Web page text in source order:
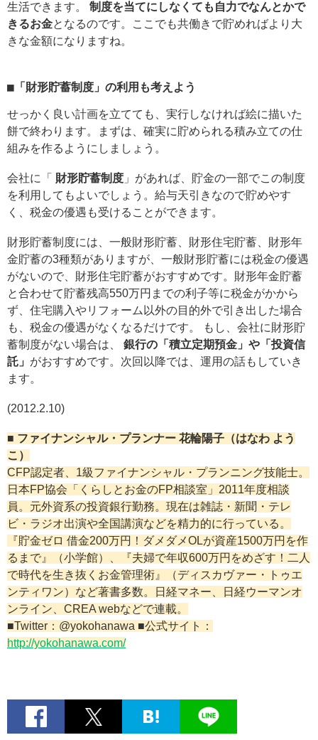
生活できます。 制度を当てにしなくても自力でなんとかで
きるお金となるのです。ここでも共働きで貯めればより大
きな金額になりますね。
■「 財形貯蓄制度 」の利用も考えよう
せっかく良い計画を立てても、実行しなければ絵に描いた
餅で終わります。まずは、確実に貯められる積み立ての仕
組みを作るようにしましょう。
会社に「 財形貯蓄制度 」があれば、貯金の一部でこの制度
を利用してもよいでしょう。給与天引きなので貯めやす
く、税金の優遇も受けることができます。
財形貯蓄制度には、一般財形貯蓄、財形住宅貯蓄、財形年
金貯蓄の3種類がありますが、一般財形貯蓄には税金の優遇
がないので、財形住宅貯蓄がおすすめです。財形年金貯蓄
と合わせて貯蓄残高550万円までの利子等に税金がかから
ず、住宅購入やリフォーム以外の目的外で引き出した場合
も、税金の優遇がなくなるだけです。 もし、会社に財形貯
蓄制度がない場合は、 銀行の「積立定期預金」や「投資信
託」 がおすすめです。次回以降では、運用の話もしていき
ます。
(2012.2.10)
■ ファイナンシャル・プランナー 花輪陽子（はなわ よう
こ）
CFP認定者、1級ファイナンシャル・プランニング技能士。
日本FP協会「くらしとお金のFP相談室」2011年度相談
員。元外資系の投資銀行勤務。現在は雑誌・新聞・テレ
ビ・ラジオ出演や全国講演などを精力的に行っている。
『貯金ゼロ 借金200万円！ダメダメOLが資産1500万円を作
るまで』（小学館）、『夫婦で年収600万円をめざす！二人
で時代を生き抜くお金管理術』（ディスカヴァー・トゥエ
ンティワン）など著書多数。日経マネー、日経ウーマンオ
ンライン、CREA webなどで連載。
■Twitter：@yokohanawa ■公式サイト：
http://yokohanawa.com/